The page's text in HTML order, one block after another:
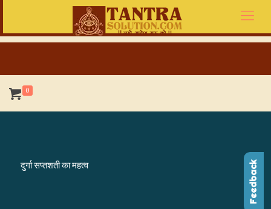
0
दुर्गा सप्तशती का महत्व Feedback